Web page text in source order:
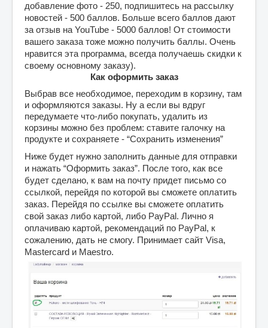
добавление фото - 250, подпишитесь на рассылку
новостей - 500 баллов. Больше всего баллов дают
за отзыв на YouTube - 5000 баллов! От стоимости
вашего заказа тоже можно получить баллы. Очень
нравится эта программа, всегда получаешь скидки к
своему основному заказу).
Как оформить заказ
Выбрав все необходимое, переходим в корзину, там
и оформляются заказы. Ну а если вы вдруг
передумаете что-либо покупать, удалить из
корзины можно без проблем: ставите галочку на
продукте и сохраняете - “Сохранить изменения”
Ниже будет нужно заполнить данные для отправки
и нажать “Оформить заказ”. После того, как все
будет сделано, к вам на почту придет письмо со
ссылкой, перейдя по которой вы сможете оплатить
заказ. Перейдя по ссылке вы сможете оплатить
свой заказ либо картой, либо PayPal. Лично я
оплачиваю картой, рекомендаций по PayPal, к
сожалению, дать не смогу. Принимает сайт Visa,
Mastercard и Maestro.